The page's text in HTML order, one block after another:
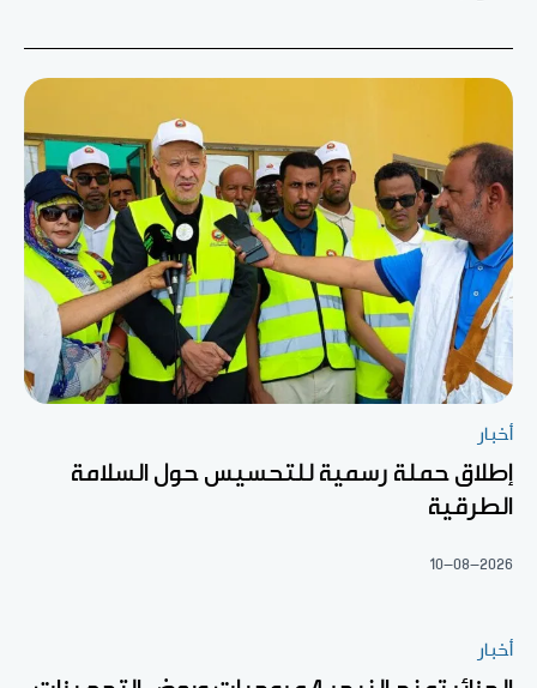
أخبار
إطلاق حملة رسمية للتحسيس حول السلامة
الطرقية
10-08-2026
أخبار